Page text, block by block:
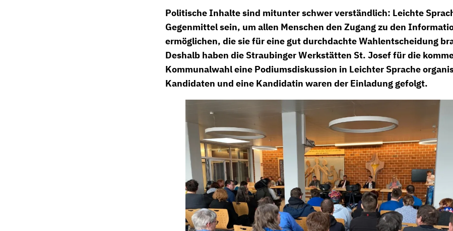
Politische Inhalte sind mitunter schwer verständlich: Leichte
Gegenmittel sein, um allen Menschen den Zugang zu den
ermöglichen, die sie für eine gut durchdachte Wahlentscheidung
Deshalb haben die Straubinger Werkstätten St. Josef für die
Kommunalwahl eine Podiumsdiskussion in Leichter Sprache
Kandidaten und eine Kandidatin waren der Einladung gefolgt.